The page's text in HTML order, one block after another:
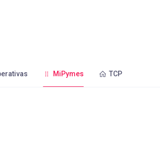
MiPymes TCP